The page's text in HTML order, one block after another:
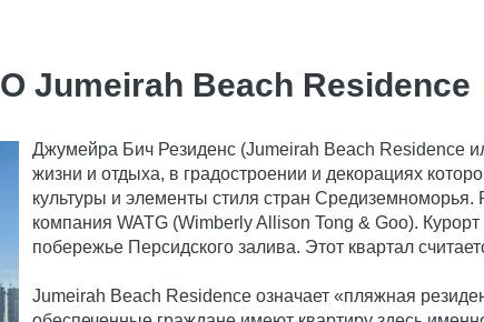
О Jumeirah Beach Residence
Джумейра Бич Резиденс (Jumeirah Beach Residence
жизни и отдыха, в градостроении и декорациях
культуры и элементы стиля стран Средиземноморья.
компания WATG (Wimberly Allison Tong & Goo).
побережье Персидского залива. Этот квартал
Jumeirah Beach Residence означает «пляжная